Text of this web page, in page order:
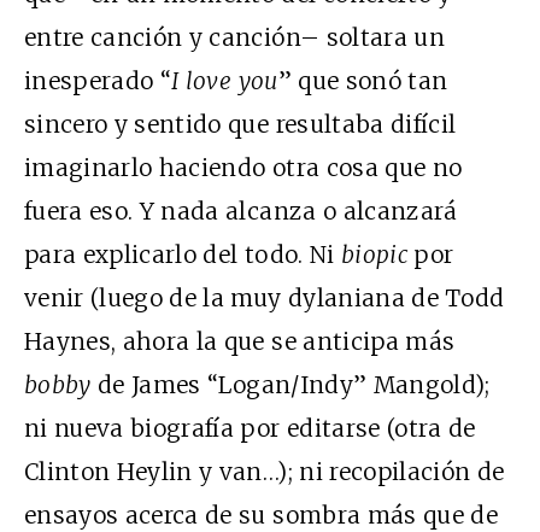
entre canción y canción– soltara un
inesperado “I love you” que sonó tan
sincero y sentido que resultaba difícil
imaginarlo haciendo otra cosa que no
fuera eso. Y nada alcanza o alcanzará
para explicarlo del todo. Ni biopicpor
venir (luego de la muy dylaniana de Todd
Haynes, ahora la que se anticipa más
bobby de James “Logan/Indy” Mangold);
ni nueva biografía por editarse (otra de
Clinton Heylin y van…); ni recopilación de
ensayos acerca de su sombra más que de